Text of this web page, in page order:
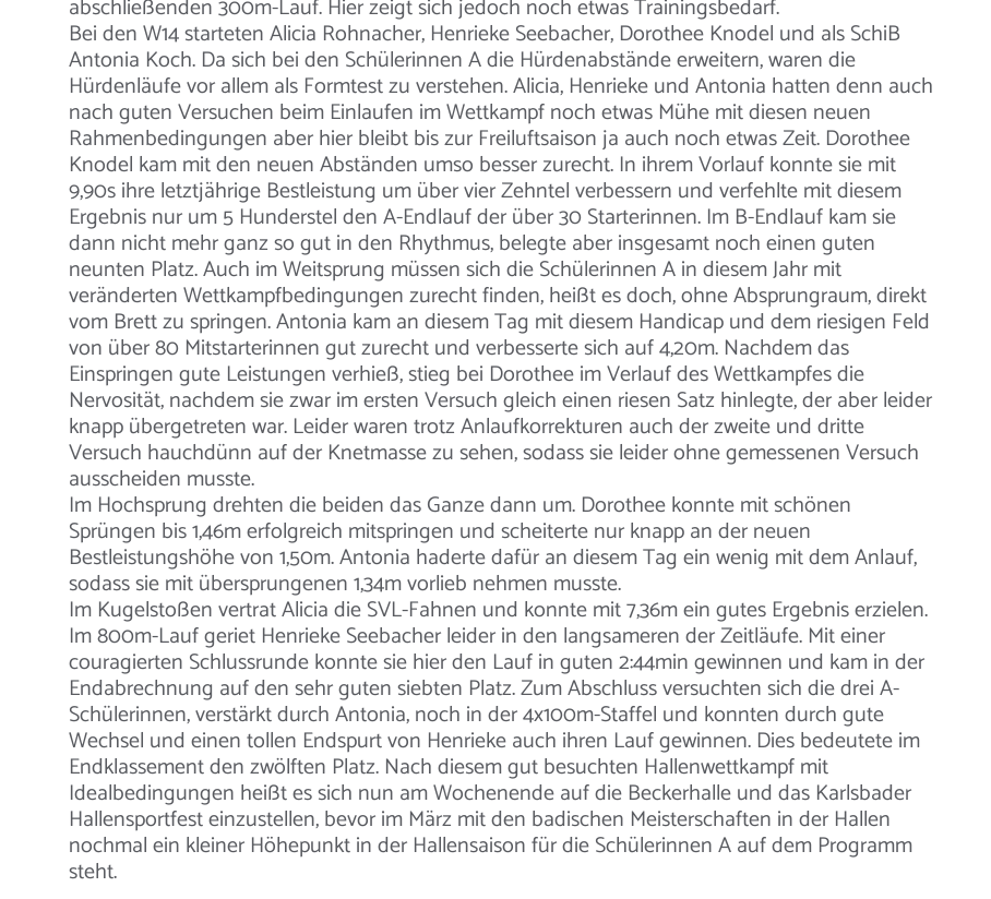
abschließenden 300m-Lauf. Hier zeigt sich jedoch noch etwas Trainingsbedarf.
Bei den W14 starteten Alicia Rohnacher, Henrieke Seebacher, Dorothee Knodel und als SchiB
Antonia Koch. Da sich bei den Schülerinnen A die Hürdenabstände erweitern, waren die
Hürdenläufe vor allem als Formtest zu verstehen. Alicia, Henrieke und Antonia hatten denn auch
nach guten Versuchen beim Einlaufen im Wettkampf noch etwas Mühe mit diesen neuen
Rahmenbedingungen aber hier bleibt bis zur Freiluftsaison ja auch noch etwas Zeit. Dorothee
Knodel kam mit den neuen Abständen umso besser zurecht. In ihrem Vorlauf konnte sie mit
9,90s ihre letztjährige Bestleistung um über vier Zehntel verbessern und verfehlte mit diesem
Ergebnis nur um 5 Hunderstel den A-Endlauf der über 30 Starterinnen. Im B-Endlauf kam sie
dann nicht mehr ganz so gut in den Rhythmus, belegte aber insgesamt noch einen guten
neunten Platz. Auch im Weitsprung müssen sich die Schülerinnen A in diesem Jahr mit
veränderten Wettkampfbedingungen zurecht finden, heißt es doch, ohne Absprungraum, direkt
vom Brett zu springen. Antonia kam an diesem Tag mit diesem Handicap und dem riesigen Feld
von über 80 Mitstarterinnen gut zurecht und verbesserte sich auf 4,20m. Nachdem das
Einspringen gute Leistungen verhieß, stieg bei Dorothee im Verlauf des Wettkampfes die
Nervosität, nachdem sie zwar im ersten Versuch gleich einen riesen Satz hinlegte, der aber leider
knapp übergetreten war. Leider waren trotz Anlaufkorrekturen auch der zweite und dritte
Versuch hauchdünn auf der Knetmasse zu sehen, sodass sie leider ohne gemessenen Versuch
ausscheiden musste.
Im Hochsprung drehten die beiden das Ganze dann um. Dorothee konnte mit schönen
Sprüngen bis 1,46m erfolgreich mitspringen und scheiterte nur knapp an der neuen
Bestleistungshöhe von 1,50m. Antonia haderte dafür an diesem Tag ein wenig mit dem Anlauf,
sodass sie mit übersprungenen 1,34m vorlieb nehmen musste.
Im Kugelstoßen vertrat Alicia die SVL-Fahnen und konnte mit 7,36m ein gutes Ergebnis erzielen.
Im 800m-Lauf geriet Henrieke Seebacher leider in den langsameren der Zeitläufe. Mit einer
couragierten Schlussrunde konnte sie hier den Lauf in guten 2:44min gewinnen und kam in der
Endabrechnung auf den sehr guten siebten Platz. Zum Abschluss versuchten sich die drei A-
Schülerinnen, verstärkt durch Antonia, noch in der 4x100m-Staffel und konnten durch gute
Wechsel und einen tollen Endspurt von Henrieke auch ihren Lauf gewinnen. Dies bedeutete im
Endklassement den zwölften Platz. Nach diesem gut besuchten Hallenwettkampf mit
Idealbedingungen heißt es sich nun am Wochenende auf die Beckerhalle und das Karlsbader
Hallensportfest einzustellen, bevor im März mit den badischen Meisterschaften in der Hallen
nochmal ein kleiner Höhepunkt in der Hallensaison für die Schülerinnen A auf dem Programm
steht.